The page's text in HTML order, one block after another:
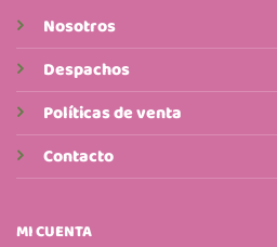
Nosotros
Despachos
Políticas de venta
Contacto
MI CUENTA